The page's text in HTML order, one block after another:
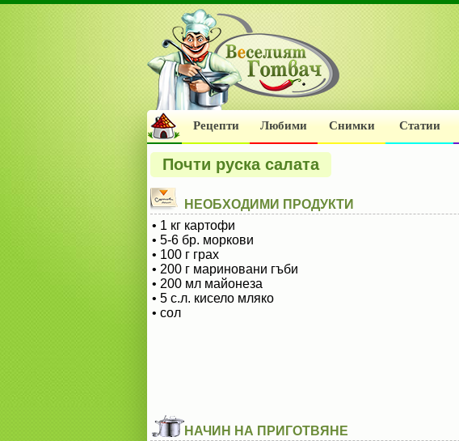
Рецепти Любими Снимки Статии
Почти руска салата
НЕОБХОДИМИ ПРОДУКТИ
• 1 кг картофи
• 5-6 бр. моркови
• 100 г грах
• 200 г мариновани гъби
• 200 мл майонеза
• 5 с.л. кисело мляко
• сол
НАЧИН НА ПРИГОТВЯНЕ